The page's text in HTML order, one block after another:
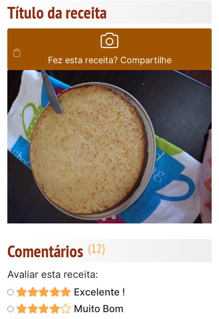
Título da receita
Fez esta receita? Compartilhe
Comentários
Avaliar esta receita:
Excelente !
Muito Bom